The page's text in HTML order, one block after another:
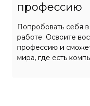
профессию
Попробовать себя
работе. Освоите
профессию и
мира, где есть